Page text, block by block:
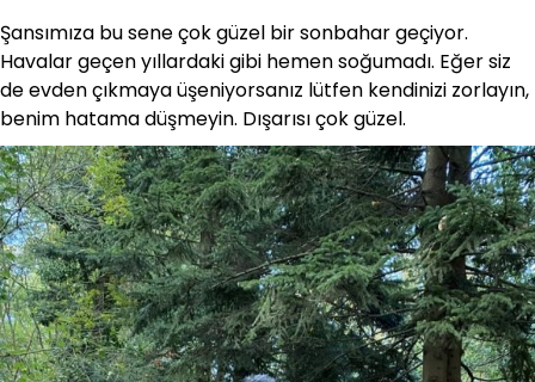
Şansımıza bu sene çok güzel bir sonbahar geçiyor.
Havalar geçen yıllardaki gibi hemen soğumadı. Eğer siz
de evden çıkmaya üşeniyorsanız lütfen kendinizi zorlayın,
benim hatama düşmeyin. Dışarısı çok güzel.